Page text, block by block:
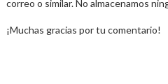
correo o similar. No almacenamos
¡Muchas gracias por tu comentario!